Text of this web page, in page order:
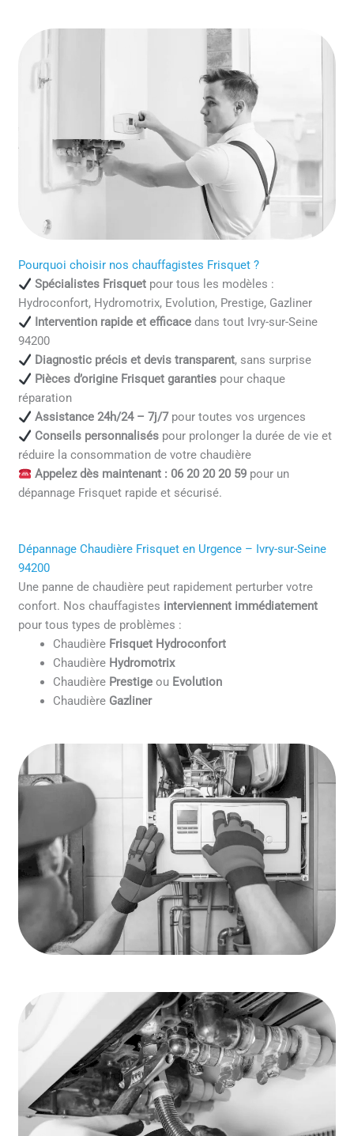
Pourquoi choisir nos chauffagistes Frisquet ?
Spécialistes Frisquetpour tous les modèles :
Hydroconfort, Hydromotrix, Evolution, Prestige, Gazliner
Intervention rapide et efficacedans tout Ivry-sur-Seine
94200
Diagnostic précis et devis transparent, sans surprise
Pièces d’origine Frisquet garantiespour chaque
réparation
Assistance 24h/24 – 7j/7pour toutes vos urgences
Conseils personnaliséspour prolonger la durée de vie et
réduire la consommation de votre chaudière
Appelez dès maintenant : 06 20 20 20 59pour un
dépannage Frisquet rapide et sécurisé.
Dépannage Chaudière Frisquet en Urgence – Ivry-sur-Seine
94200
Une panne de chaudière peut rapidement perturber votre
confort. Nos chauffagistes interviennent immédiatement
pour tous types de problèmes :
Chaudière Frisquet Hydroconfort
Chaudière Hydromotrix
Chaudière Prestige ou Evolution
Chaudière Gazliner